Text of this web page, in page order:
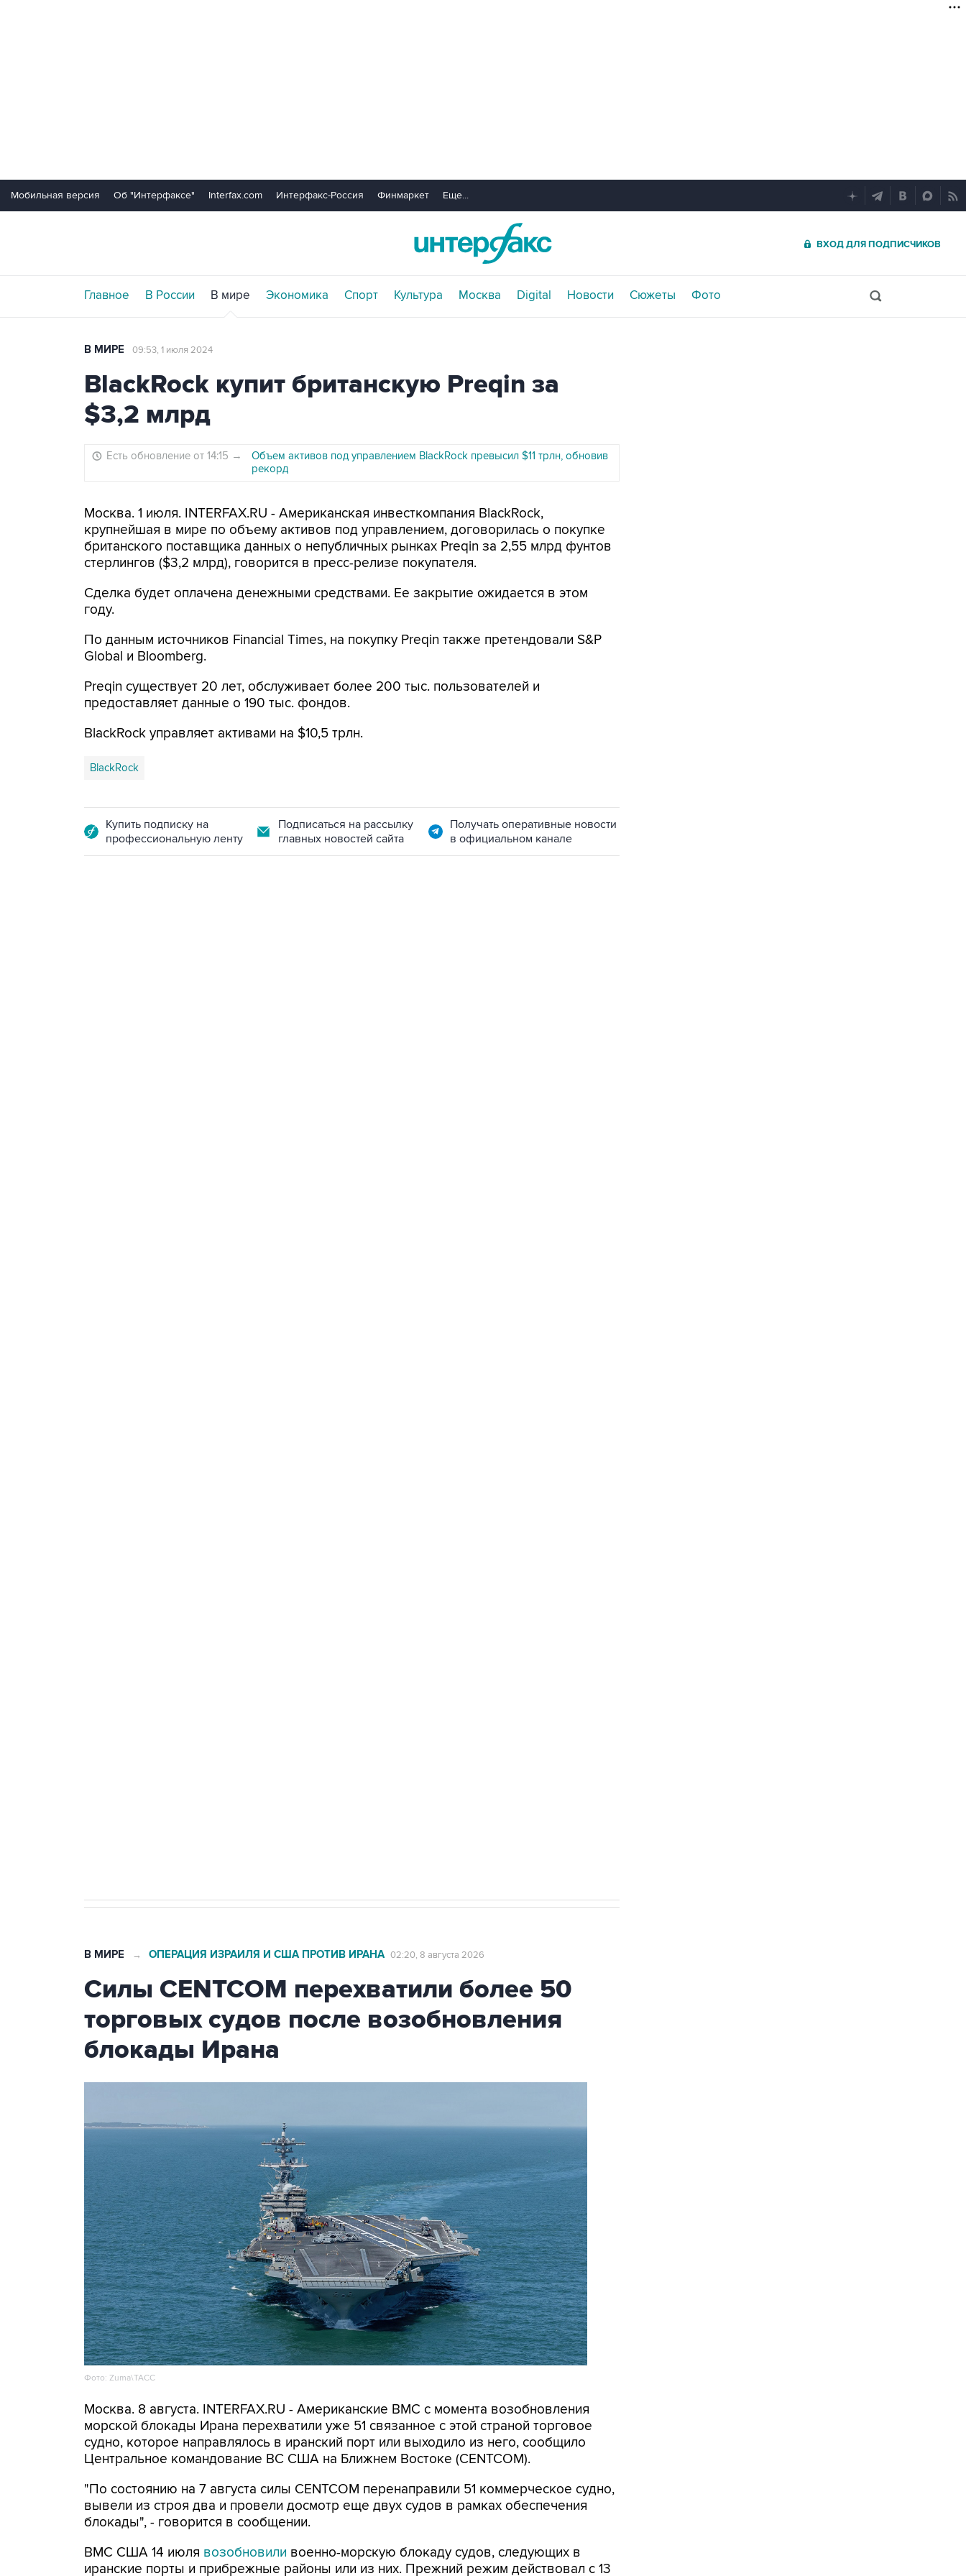
Мобильная версия Об "Интерфаксе" Interfax.com Интерфакс-Россия Финмаркет Еще...
ВХОД ДЛЯ ПОДПИСЧИКОВ
Главное В России В мире Экономика Спорт Культура Москва Digital Новости Сюжеты Фото
В МИРЕ 09:53, 1 июля 2024
BlackRock купит британскую Preqin за
$3,2 млрд
Есть обновление от 14:15 →
Объем активов под управлением BlackRock превысил $11 трлн, обновив
рекорд
Москва. 1 июля. INTERFAX.RU - Американская инвесткомпания BlackRock,
крупнейшая в мире по объему активов под управлением, договорилась о покупке
британского поставщика данных о непубличных рынках Preqin за 2,55 млрд фунтов
стерлингов ($3,2 млрд), говорится в пресс-релизе покупателя.
Сделка будет оплачена денежными средствами. Ее закрытие ожидается в этом
году.
По данным источников Financial Times, на покупку Preqin также претендовали S&P
Global и Bloomberg.
Preqin существует 20 лет, обслуживает более 200 тыс. пользователей и
предоставляет данные о 190 тыс. фондов.
BlackRock управляет активами на $10,5 трлн.
BlackRock
Купить подписку на
профессиональную ленту
Подписаться на рассылку
главных новостей сайта
Получать оперативные новости
в официальном канале
В МИРЕ → ОПЕРАЦИЯ ИЗРАИЛЯ И США ПРОТИВ ИРАНА 02:20, 8 августа 2026
Силы CENTCOM перехватили более 50
торговых судов после возобновления
блокады Ирана
Фото: Zuma\ТАСС
Москва. 8 августа. INTERFAX.RU - Американские ВМС с момента возобновления
морской блокады Ирана перехватили уже 51 связанное с этой страной торговое
судно, которое направлялось в иранский порт или выходило из него, сообщило
Центральное командование ВС США на Ближнем Востоке (CENTCOM).
"По состоянию на 7 августа силы CENTCOM перенаправили 51 коммерческое судно,
вывели из строя два и провели досмотр еще двух судов в рамках обеспечения
блокады", - говорится в сообщении.
ВМС США 14 июля возобновили военно-морскую блокаду судов, следующих в
иранские порты и прибрежные районы или из них. Прежний режим действовал с 13